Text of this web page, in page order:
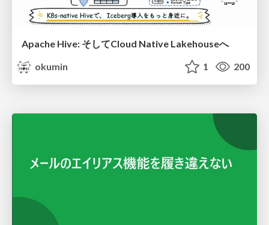
Apache Hive: そしてCloud Native Lakehouseへ
okumin
1 200